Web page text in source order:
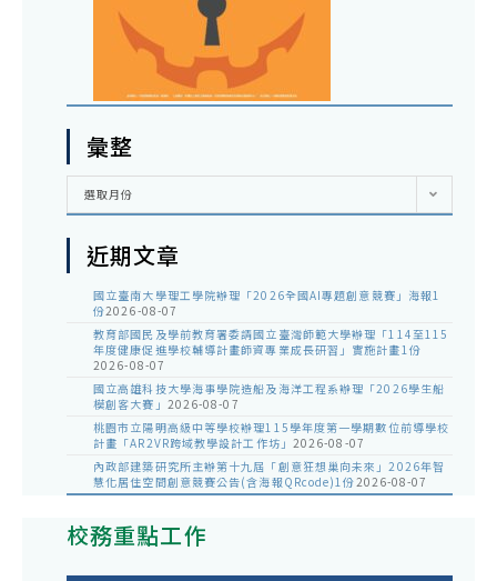
彙整
彙
選取月份
近期文章
國立臺南大學理工學院辦理「2026全國AI專題創意競賽」海報1
份2026-08-07
教育部國民及學前教育署委請國立臺灣師範大學辦理「114至115
年度健康促進學校輔導計畫師資專業成長研習」實施計畫1份
2026-08-07
國立高雄科技大學海事學院造船及海洋工程系辦理「2026學生船
模創客大賽」 2026-08-07
桃園市立陽明高級中等學校辦理115學年度第一學期數位前導學校
計畫「AR2VR跨域教學設計工作坊」 2026-08-07
內政部建築研究所主辦第十九屆「創意狂想巢向未來」2026年智
慧化居住空間創意競賽公告(含海報QRcode)1份2026-08-07
校務重點工作